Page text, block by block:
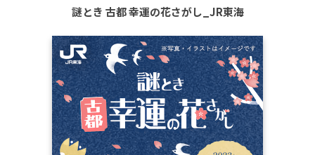
謎とき 古都 幸運の花さがし_JR東海